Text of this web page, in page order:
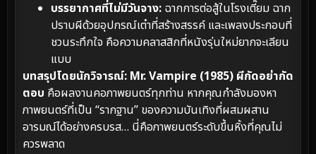
บรรยากาศที่ไม่มีวันจาง: ฉากการต่อสู้ในโรงเตี๊ยม ฉาก
ปราบผีด้วยอุปกรณ์เต๋าที่สร้างสรรค์ และเพลงประกอบที่
ชวนระทึกใจ คือความคลาสสิกที่หนังรุ่นใหม่ยากจะเลียน
แบบ
บทสรุปโดยนักวิจารณ์: Mr. Vampire (1985) ผีกัดอย่ากัด
ตอบ คือผลงานคอภาพยนตร์ทุกท่าน หากคุณกำลังมองหา
ภาพยนตร์ที่เป็น “รากฐาน” ของความบันเทิงที่ผสมผสาน
อารมณ์ได้อย่างครบรส… นี่คือภาพยนตร์ระดับขึ้นหิ้งที่คุณไม่
ควรพลาด